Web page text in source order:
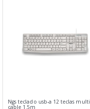
Ngs teclado usb-a 12 teclas multi
cable 1.5m